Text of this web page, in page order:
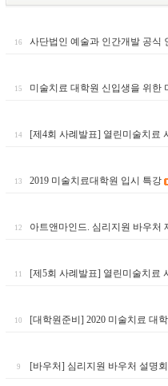
16 사단법인 예술과 인간개발 공식
15 미술치료 대학원 신입생을 위한
14 [제4회 사례발표] 열린미술치료
13 2019 미술치료대학원 입시 특강
12 아트앤마인드. 심리지원 바우처
11 [제5회 사례발표] 열린미술치료
10 [대학원준비] 2020 미술치료 대
9 [바우처] 심리지원 바우처 설명회